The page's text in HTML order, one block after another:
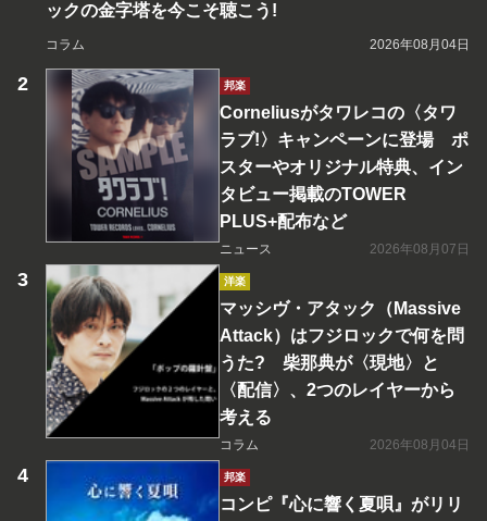
ックの金字塔を今こそ聴こう!
コラム 2026年08月04日
邦楽
Corneliusがタワレコの〈タワ
ラブ!〉キャンペーンに登場 ポ
スターやオリジナル特典、イン
タビュー掲載のTOWER
PLUS+配布など
ニュース 2026年08月07日
洋楽
マッシヴ・アタック（Massive
Attack）はフジロックで何を問
うた? 柴那典が〈現地〉と
〈配信〉、2つのレイヤーから
考える
コラム 2026年08月04日
邦楽
コンピ『心に響く夏唄』がリリ